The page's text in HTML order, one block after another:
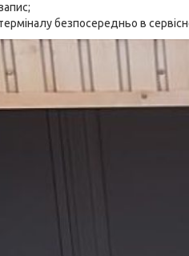
безпосередньо в